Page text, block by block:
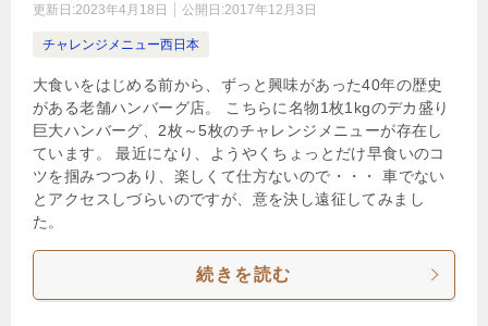
更新日:2023年4月18日 公開日:2017年12月3日
チャレンジメニュー西日本
大食いをはじめる前から、ずっと興味があった40年の歴史
がある老舗ハンバーグ店。 こちらに名物1枚1kgのデカ盛り
巨大ハンバーグ、2枚～5枚のチャレンジメニューが存在し
ています。 最近になり、ようやくちょっとだけ早食いのコ
ツを掴みつつあり、楽しくて仕方ないので・・・ 車でない
とアクセスしづらいのですが、意を決し遠征してみまし
た。
続きを読む